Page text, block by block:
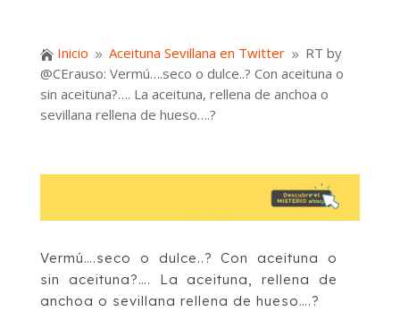
 Inicio 9 Aceituna Sevillana en Twitter 9 RT by
@CErauso: Vermú….seco o dulce..? Con aceituna o
sin aceituna?…. La aceituna, rellena de anchoa o
sevillana rellena de hueso….?
Vermú….seco o dulce..? Con aceituna o
sin aceituna?…. La aceituna, rellena de
anchoa o sevillana rellena de hueso….?